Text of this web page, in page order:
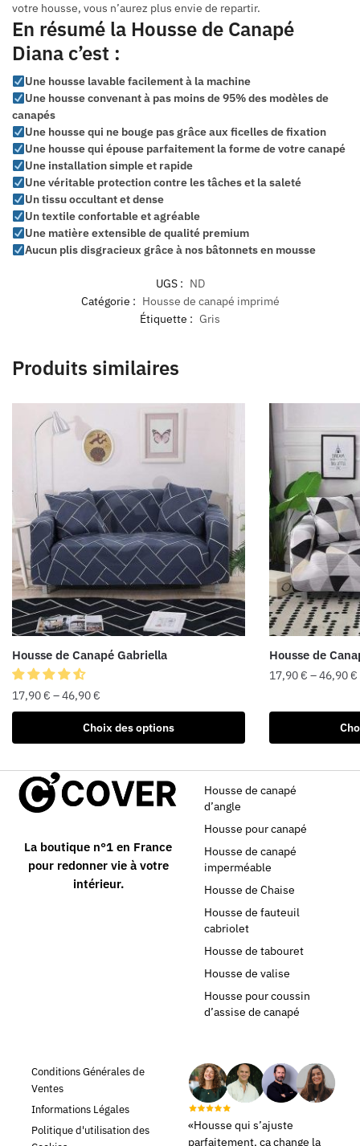
votre housse, vous n’aurez plus envie de repartir.
En résumé la Housse de Canapé
Diana c’est :
Une housse lavable facilement à la machine
Une housse convenant à pas moins de 95% des modèles de
canapés
Une housse qui ne bouge pas grâce aux ficelles de fixation
Une housse qui épouse parfaitement la forme de votre canapé
Une installation simple et rapide
Une véritable protection contre les tâches et la saleté
Un tissu occultant et dense
Un textile confortable et agréable
Une matière extensible de qualité premium
Aucun plis disgracieux grâce à nos bâtonnets en mousse
UGS : ND
Catégorie : Housse de canapé imprimé
Étiquette : Gris
Produits similaires
Housse de Canapé Gabriella
17,90€ –46,90€
Choix des options
Housse de
17,90€ –46,90€
La boutique n°1 en France
pour redonner vie à votre
intérieur.
Housse de canapé
d’angle
Housse pour canapé
Housse de canapé
imperméable
Housse de Chaise
Housse de fauteuil
cabriolet
Housse de tabouret
Housse de valise
Housse pour coussin
d’assise de canapé
Conditions Générales de
Ventes
Informations Légales
Politique d'utilisation des
«Housse qui s’ajuste
parfaitement, ça change la